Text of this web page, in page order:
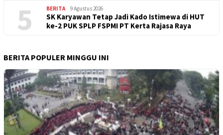
5 BERITA 9 Agustus 2026
SK Karyawan Tetap Jadi Kado Istimewa di HUT
ke-2 PUK SPLP FSPMI PT Kerta Rajasa Raya
BERITA POPULER MINGGU INI